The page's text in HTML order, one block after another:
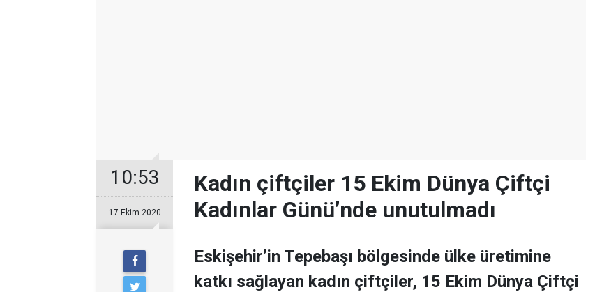
10:53
17 Ekim 2020
Kadın çiftçiler 15 Ekim Dünya Çiftçi
Kadınlar Günü’nde unutulmadı
Eskişehir’in Tepebaşı bölgesinde ülke üretimine
katkı sağlayan kadın çiftçiler, 15 Ekim Dünya Çiftçi